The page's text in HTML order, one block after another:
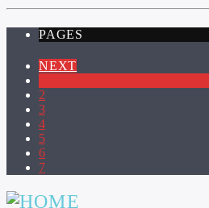
PAGES
NEXT
2
3
4
5
6
7